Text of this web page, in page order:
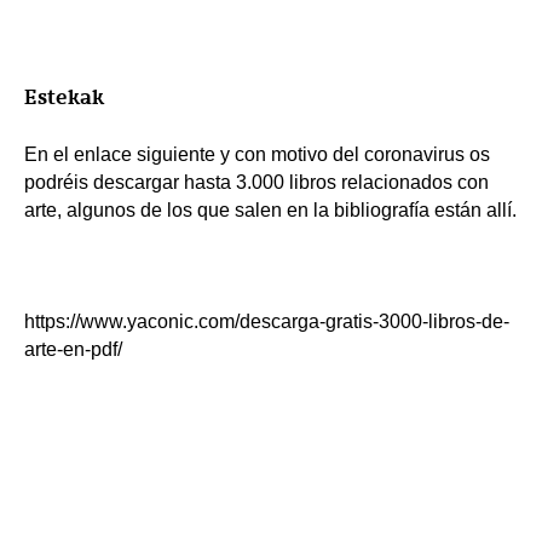
Estekak
En el enlace siguiente y con motivo del coronavirus os
podréis descargar hasta 3.000 libros relacionados con
arte, algunos de los que salen en la bibliografía están allí.
https://www.yaconic.com/descarga-gratis-3000-libros-de-
arte-en-pdf/